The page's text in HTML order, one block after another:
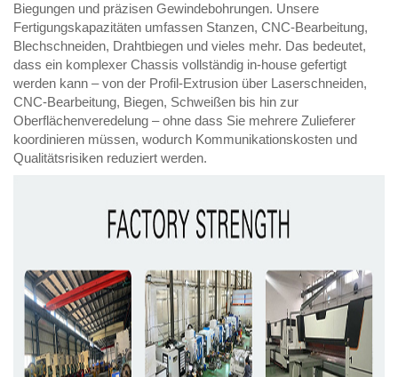
Biegungen und präzisen Gewindebohrungen. Unsere
Fertigungskapazitäten umfassen Stanzen, CNC-Bearbeitung,
Blechschneiden, Drahtbiegen und vieles mehr. Das bedeutet,
dass ein komplexer Chassis vollständig in-house gefertigt
werden kann – von der Profil-Extrusion über Laserschneiden,
CNC-Bearbeitung, Biegen, Schweißen bis hin zur
Oberflächenveredelung – ohne dass Sie mehrere Zulieferer
koordinieren müssen, wodurch Kommunikationskosten und
Qualitätsrisiken reduziert werden.